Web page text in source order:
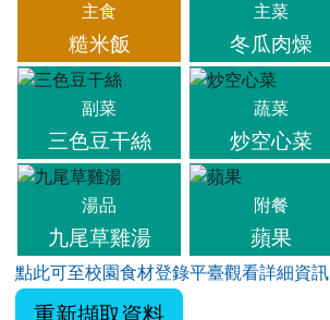
主食
糙米飯
主菜
冬瓜肉燥
副菜
三色豆干絲
蔬菜
炒空心菜
湯品
九尾草雞湯
附餐
蘋果
點此可至校園食材登錄平臺觀看詳細資訊
重新擷取資料